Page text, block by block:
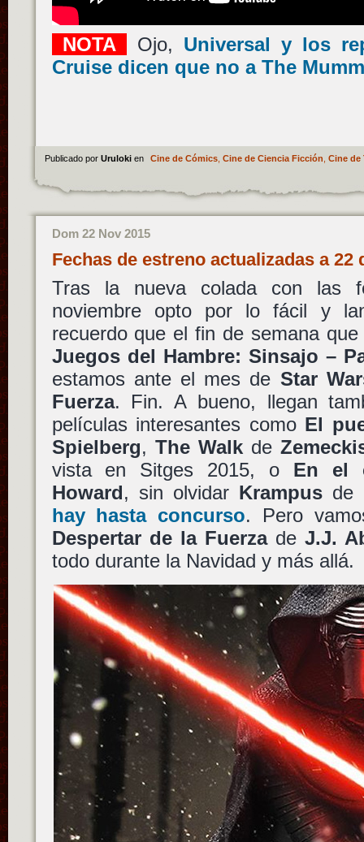
NOTA Ojo, Universal y los
Cruisedicen que no a The
Publicado por Uruloki en Cine de Cómics, Cine de Ciencia Ficción Cine de
Dom 22 Nov 2015
Fechas de estreno actualizadas a
Tras la nueva colada con las
noviembre opto por lo fácil y
recuerdo que el fin de semana
Juegos del Hambre: Sinsajo –
estamos ante el mes de Star
Fuerza. Fin. A bueno, llegan
películas interesantes como El
Spielberg, The Walkde
vista en Sitges 2015, o En el
Howard, sin olvidar Krampusde
hay hasta concurso. Pero
Despertar de la Fuerzade J.J.
todo durante la Navidad y más allá.